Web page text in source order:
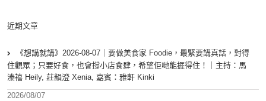
近期文章
《想講就講》2026-08-07｜要做美食家 Foodie，最緊要講真話，對得
住觀眾；只要好食，也會撐小店食肆，希望佢哋能捱得住！｜主持：馬
溱禧 Heily, 莊韻澄 Xenia, 嘉賓：雅軒 Kinki
2026/08/07